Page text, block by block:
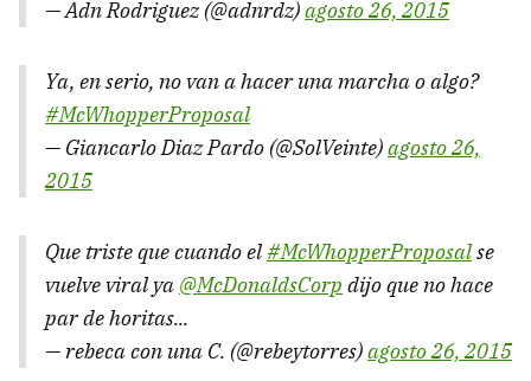
— Adn Rodriguez (@adnrdz)agosto 26, 2015
Ya, en serio, no van a hacer una marcha o algo?
#McWhopperProposal
— Giancarlo Diaz Pardo (@SolVeinte)agosto 26,
2015
Que triste que cuando el#McWhopperProposalse
vuelve viral ya @McDonaldsCorp dijo que no hace
par de horitas...
— rebeca con una C. (@rebeytorres)agosto 26, 2015